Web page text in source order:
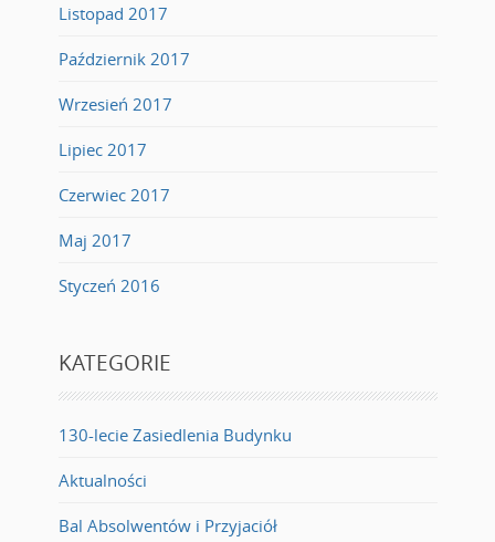
Listopad 2017
Październik 2017
Wrzesień 2017
Lipiec 2017
Czerwiec 2017
Maj 2017
Styczeń 2016
KATEGORIE
130-lecie Zasiedlenia Budynku
Aktualności
Bal Absolwentów i Przyjaciół